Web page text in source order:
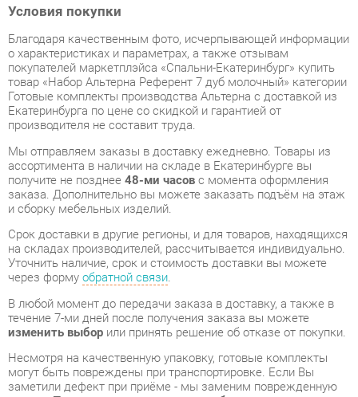
покупателей маркетплэйса «Спальни-Екатеринбург» купить
товар «Набор Альтерна Референт 7 дуб молочный» категории
Готовые комплекты производства Альтерна с доставкой из
Екатеринбурга по цене со скидкой и гарантией от
производителя не составит труда.
Мы отправляем заказы в доставку ежедневно. Товары из
ассортимента в наличии на складе в Екатеринбурге вы
получите не позднее48-ми часовс момента оформления
заказа. Дополнительно вы можете заказать подъём на этаж
Срок доставки в другие регионы, и для товаров, находящихся
на складах производителей, рассчитывается индивидуально.
Уточнить наличие, срок и стоимость доставки вы можете
через формуобратной связи.
В любой момент до передачи заказа в доставку, а также в
течение 7-ми дней после получения заказа вы можете
изменить выборили принять решение об отказе от покупки.
Несмотря на качественную упаковку, готовые комплекты
могут быть повреждены при транспортировке. Если Вы
заметили дефект при приёме - мы заменим поврежденную
деталь.Повторная доставкатовара -бесплатна.
На всю мебель категории Готовые комплекты
распространяетсягарантия 1 год , а на некоторые модели – 2
года с момента приобретения.